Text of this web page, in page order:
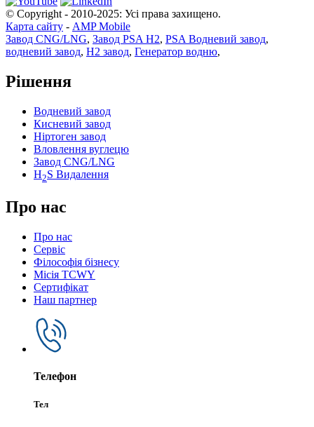
© Copyright - 2010-2025: Усі права захищено.
Карта сайту - AMP Mobile
Завод CNG/LNG, Завод PSA H2, PSA Водневий завод,
водневий завод, H2 завод, Генератор водню,
Рішення
Водневий завод
Кисневий завод
Ніртоген завод
Вловлення вуглецю
Завод CNG/LNG
H2S Видалення
Про нас
Про нас
Сервіс
Філософія бізнесу
Місія TCWY
Сертифікат
Наш партнер
Телефон
Тел